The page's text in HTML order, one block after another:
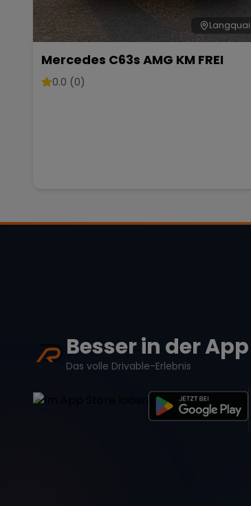
Mercedes C63s AMG KM FREI
0.0 (0)
Besser in der App
Das volle Drivable-Erlebnis